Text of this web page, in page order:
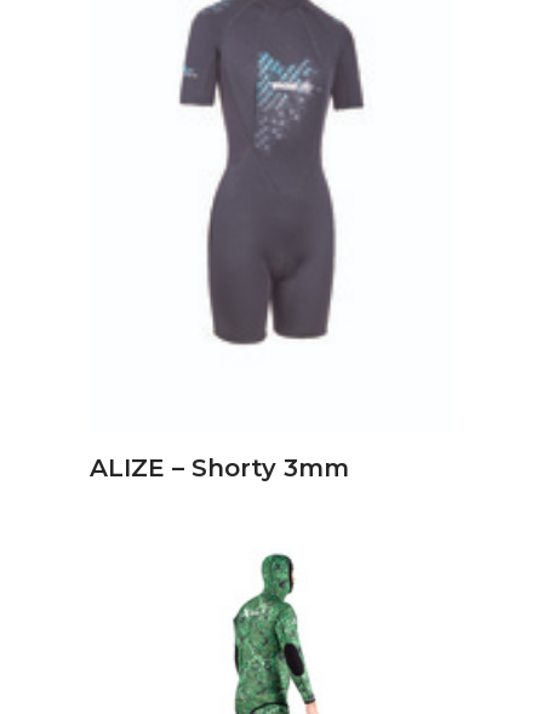
ΔΙΑΒΆΣΤΕ ΠΕΡΙΣΣΌΤΕΡΑ
ALIZE – Shorty 3mm
ΔΙΑΒΆΣΤΕ ΠΕΡΙΣΣΌΤΕΡΑ